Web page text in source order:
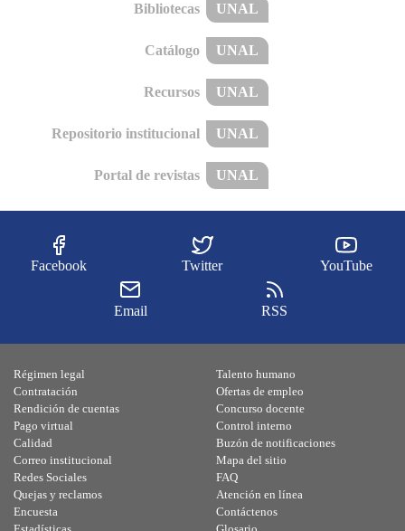
Bibliotecas UNAL
Catálogo UNAL
Recursos UNAL
Repositorio institucional UNAL
Portal de revistas UNAL
Facebook Twitter YouTube
Email RSS
Régimen legal
Contratación
Rendición de cuentas
Pago virtual
Calidad
Talento humano
Ofertas de empleo
Concurso docente
Control interno
Buzón de notificaciones
Correo institucional
Redes Sociales
Quejas y reclamos
Encuesta
Mapa del sitio
FAQ
Atención en línea
Contáctenos